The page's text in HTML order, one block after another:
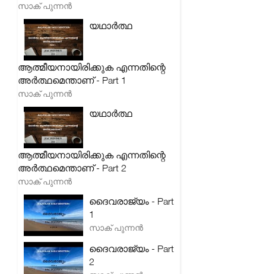
സാക് പുന്നൻ
യഥാർത്ഥ
ആത്മീയനായിരിക്കുക എന്നതിന്റെ
അർത്ഥമെന്താണ് - Part 1
സാക് പുന്നൻ
യഥാർത്ഥ
ആത്മീയനായിരിക്കുക എന്നതിന്റെ
അർത്ഥമെന്താണ് - Part 2
സാക് പുന്നൻ
ദൈവരാജ്യം - Part
1
സാക് പുന്നൻ
ദൈവരാജ്യം - Part
2